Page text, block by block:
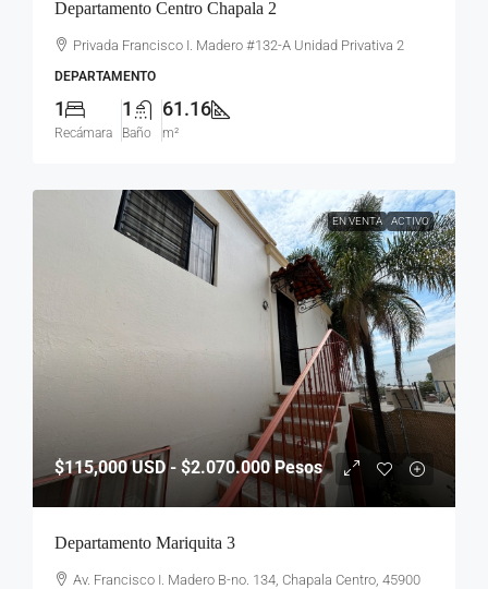
Departamento Centro Chapala 2
Privada Francisco I. Madero #132-A Unidad Privativa 2
DEPARTAMENTO
1
Recámara
1
Baño
61.16
m²
EN VENTA ACTIVO
$115,000USD - $2.070.000 Pesos
Departamento Mariquita 3
Av. Francisco I. Madero B-no. 134, Chapala Centro, 45900